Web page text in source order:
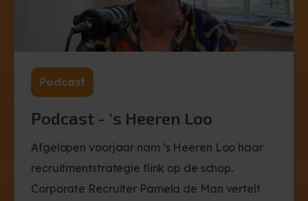
Podcast
Podcast - 's Heeren Loo
Afgelopen voorjaar nam ’s Heeren Loo haar
recruitmentstrategie flink op de schop.
Corporate Recruiter Pamela de Man vertelt